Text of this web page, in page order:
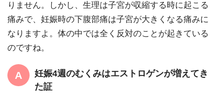
りません。しかし、生理は子宮が収縮する時に起こる
痛みで、妊娠時の下腹部痛は子宮が大きくなる痛みに
なりますよ。体の中では全く反対のことが起きている
のですね。
妊娠4週のむくみはエストロゲンが増えてき
た証